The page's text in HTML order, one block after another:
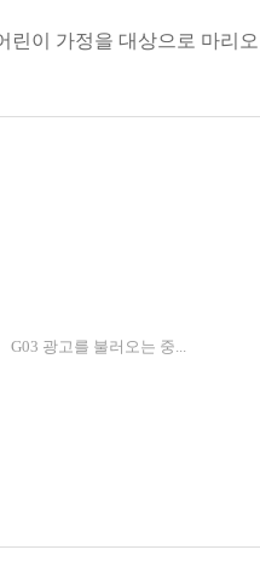
린이 가정을 대상으로 마리오
G03 광고를 불러오는 중...